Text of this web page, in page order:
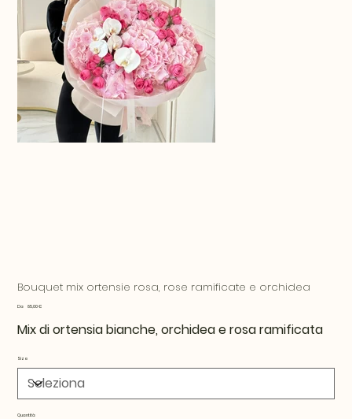
Bouquet mix ortensie rosa, rose ramificate e orchidea
Da Prezzo
85,00 €
Mix di ortensia bianche, orchidea e rosa ramificata
Size
Quantità